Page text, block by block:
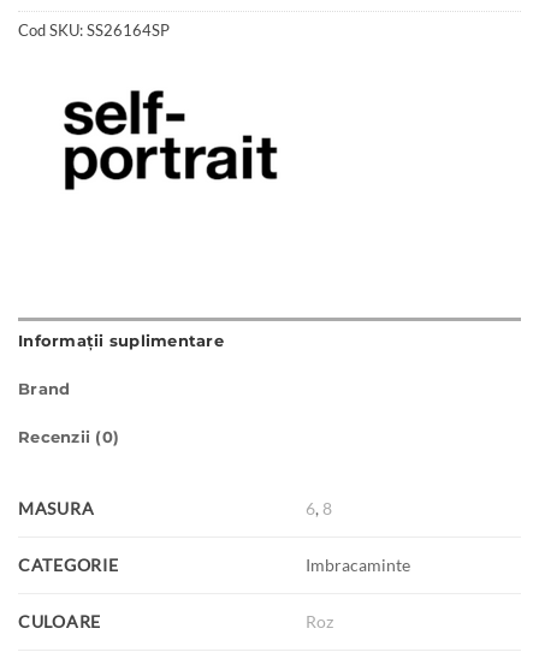
Cod SKU:SS26164SP
Informații suplimentare
Brand
Recenzii (0)
MASURA 6, 8
CATEGORIE Imbracaminte
CULOARE Roz